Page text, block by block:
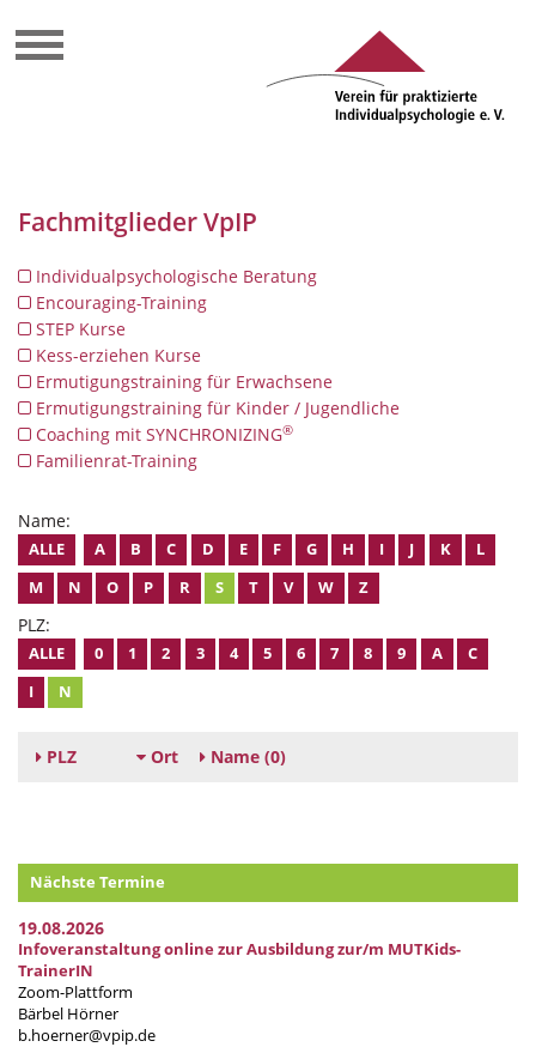
Fachmitglieder VpIP
Individualpsychologische Beratung
Encouraging-Training
STEP Kurse
Kess-erziehen Kurse
Ermutigungstraining für Erwachsene
Ermutigungstraining für Kinder / Jugendliche
Coaching mit SYNCHRONIZING®
Familienrat-Training
Name:
ALLE A B C D E F G H I J K
L
M
N O P R S T V W Z
PLZ:
ALLE 0 1 2 3 4 5 6 7 8 9 A
C
I
N
PLZ Ort Name (0)
Nächste Termine
19.08.2026
Infoveranstaltung online zur Ausbildung zur/m MUTKids-
TrainerIN
Zoom-Plattform
Bärbel Hörner
b.hoerner@vpip.de